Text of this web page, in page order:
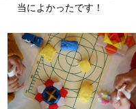
当によかったです！